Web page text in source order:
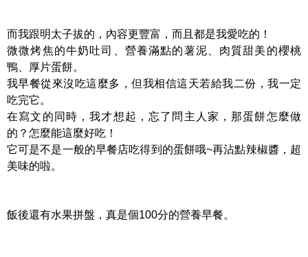
而我跟明太子拔的，內容更豐富，而且都是我愛吃的！
微微烤焦的牛奶吐司、營養滿點的薯泥、肉質甜美的櫻桃
鴨、厚片蛋餅。
我早餐從來沒吃這麼多，但我相信這天若給我二份，我一定
吃完它。
在寫文的同時，我才想起，忘了問主人家，那蛋餅怎麼做
的？怎麼能這麼好吃！
它可是不是一般的早餐店吃得到的蛋餅哦~再沾點辣椒醬，超
美味的啦。
飯後還有水果拼盤，真是個100分的營養早餐。